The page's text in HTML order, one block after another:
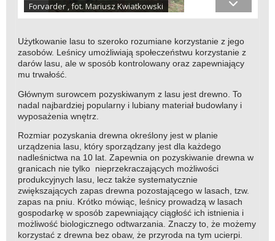
Forvarder , fot. Mariusz Kwiatkowski
Użytkowanie lasu to szeroko rozumiane korzystanie z jego
zasobów. Leśnicy umożliwiają społeczeństwu korzystanie z
darów lasu, ale w sposób kontrolowany oraz zapewniający
mu trwałość.
Głównym surowcem pozyskiwanym z lasu jest drewno. To
nadal najbardziej popularny i lubiany materiał budowlany i
wyposażenia wnętrz.
Rozmiar pozyskania drewna określony jest w planie
urządzenia lasu, który sporządzany jest dla każdego
nadleśnictwa na 10 lat. Zapewnia on pozyskiwanie drewna w
granicach nie tylko nieprzekraczających możliwości
produkcyjnych lasu, lecz także systematycznie
zwiększających zapas drewna pozostającego w lasach, tzw.
zapas na pniu. Krótko mówiąc, leśnicy prowadzą w lasach
gospodarkę w sposób zapewniający ciągłość ich istnienia i
możliwość biologicznego odtwarzania. Znaczy to, że możemy
korzystać z drewna bez obaw, że przyroda na tym ucierpi.